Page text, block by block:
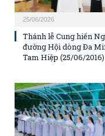
25/06/2026
Thánh lễ Cung hiến
đường Hội dòng Đa
Tam Hiệp (25/06/2016)